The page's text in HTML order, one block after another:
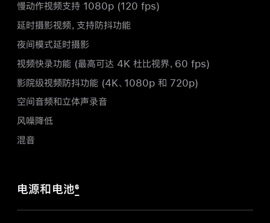
慢动作视频支持 1080p (120 fps)
延时摄影视频，支持防抖功能
夜间模式延时摄影
视频快录功能 (最高可达 4K 杜比视界，60 fps)
影院级视频防抖功能 (4K、1080p 和 720p)
空间音频和立体声录音
风噪降低
混音
电源和电池6